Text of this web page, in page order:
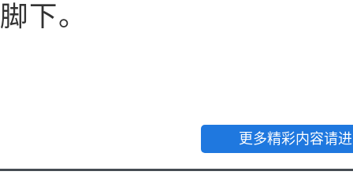
脚下。
更多精彩内容请